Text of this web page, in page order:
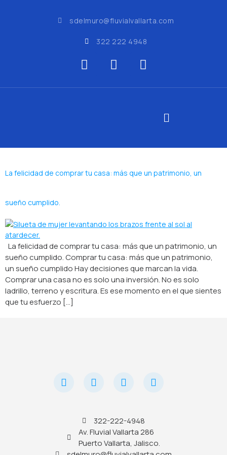
sdelmuro@fluvialvallarta.com
322 222 4948
La felicidad de comprar tu casa: más que un patrimonio, un
sueño cumplido.
La felicidad de comprar tu casa: más que un patrimonio, un
sueño cumplido. Comprar tu casa: más que un patrimonio,
un sueño cumplido Hay decisiones que marcan la vida.
Comprar una casa no es solo una inversión. No es solo
ladrillo, terreno y escritura. Es ese momento en el que sientes
que tu esfuerzo […]
322-222-4948
Av. Fluvial Vallarta 286
Puerto Vallarta, Jalisco.